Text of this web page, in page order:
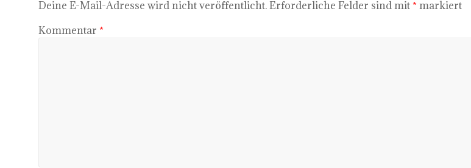
Deine E-Mail-Adresse wird nicht veröffentlicht.Erforderliche Felder sind mit * markiert
Kommentar *